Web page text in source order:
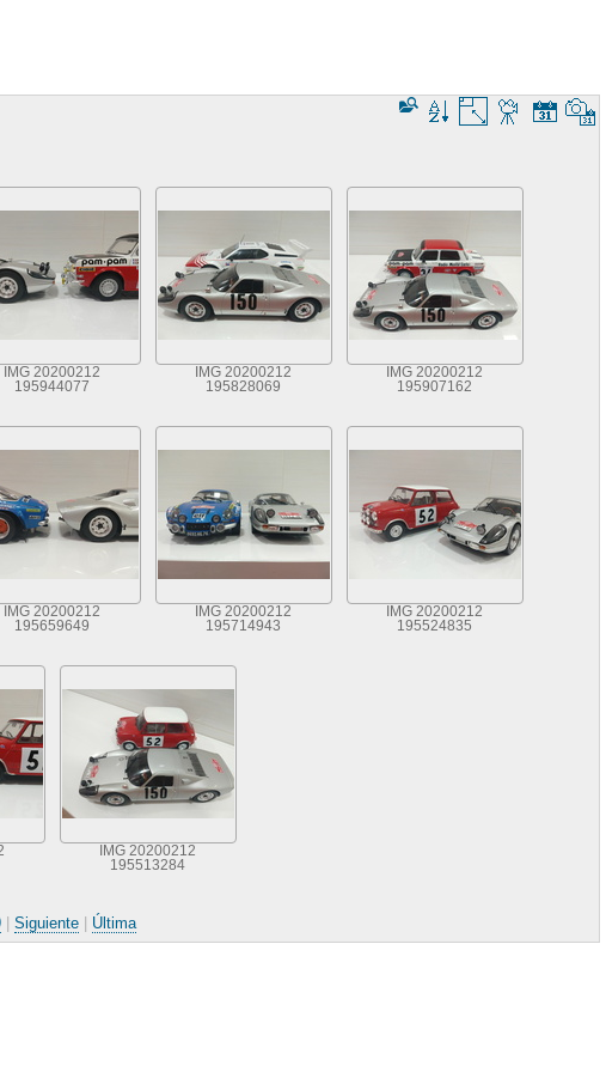
IMG 20200212
195944077
IMG 20200212
195828069
IMG 20200212
195907162
IMG 20200212
195659649
IMG 20200212
195714943
IMG 20200212
195524835
IMG 20200212
195513284
Siguiente Última